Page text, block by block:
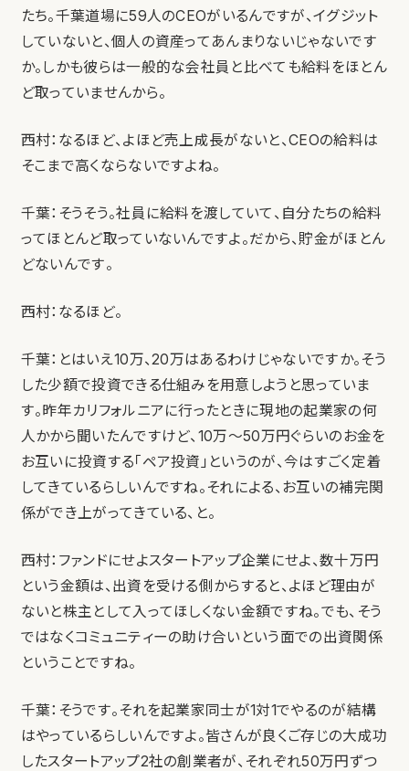
たち。千葉道場に59人のCEOがいるんですが、イグジット
していないと、個人の資産ってあんまりないじゃないです
か。しかも彼らは一般的な会社員と比べても給料をほとん
ど取っていませんから。
西村：なるほど、よほど売上成長がないと、CEOの給料は
そこまで高くならないですよね。
千葉：そうそう。社員に給料を渡していて、自分たちの給料
ってほとんど取っていないんですよ。だから、貯金がほとん
どないんです。
西村：なるほど。
千葉：とはいえ10万、20万はあるわけじゃないですか。そう
した少額で投資できる仕組みを用意しようと思っていま
す。昨年カリフォルニアに行ったときに現地の起業家の何
人かから聞いたんですけど、10万～50万円ぐらいのお金を
お互いに投資する「ペア投資」というのが、今はすごく定着
してきているらしいんですね。それによる、お互いの補完関
係ができ上がってきている、と。
西村：ファンドにせよスタートアップ企業にせよ、数十万円
という金額は、出資を受ける側からすると、よほど理由が
ないと株主として入ってほしくない金額ですね。でも、そう
ではなくコミュニティーの助け合いという面での出資関係
ということですね。
千葉：そうです。それを起業家同士が1対1でやるのが結構
はやっているらしいんですよ。皆さんが良くご存じの大成功
したスタートアップ2社の創業者が、それぞれ50万円ずつ